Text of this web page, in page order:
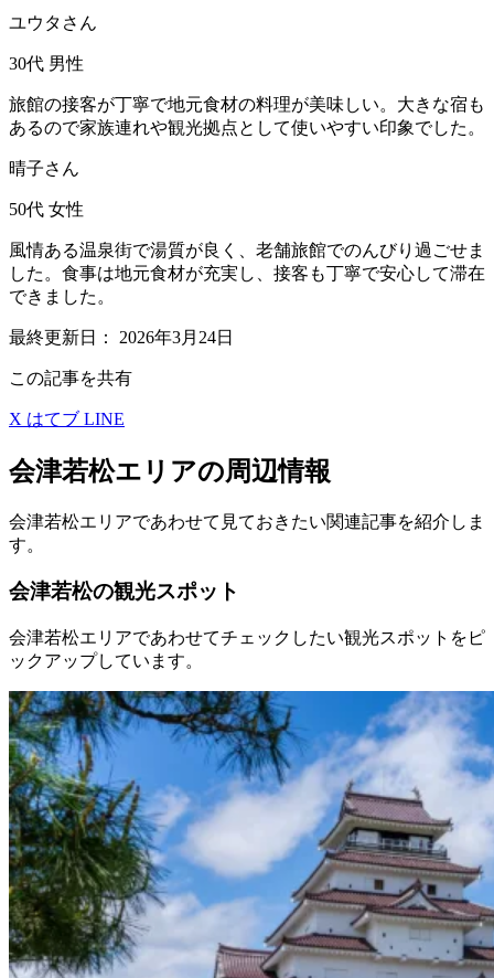
ユウタさん
30代 男性
旅館の接客が丁寧で地元食材の料理が美味しい。大きな宿も
あるので家族連れや観光拠点として使いやすい印象でした。
晴子さん
50代 女性
風情ある温泉街で湯質が良く、老舗旅館でのんびり過ごせま
した。食事は地元食材が充実し、接客も丁寧で安心して滞在
できました。
最終更新日： 2026年3月24日
この記事を共有
X はてブ LINE
会津若松エリアの周辺情報
会津若松エリアであわせて見ておきたい関連記事を紹介しま
す。
会津若松の観光スポット
会津若松エリアであわせてチェックしたい観光スポットをピ
ックアップしています。